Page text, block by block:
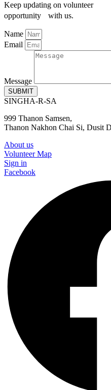
Keep updating on volunteer
opportunity with us.
Name
Email
Message
SUBMIT
SINGHA-R-SA
999 Thanon Samsen,
Thanon Nakhon Chai Si, Dusit
About us
Volunteer Map
Sign in
Facebook